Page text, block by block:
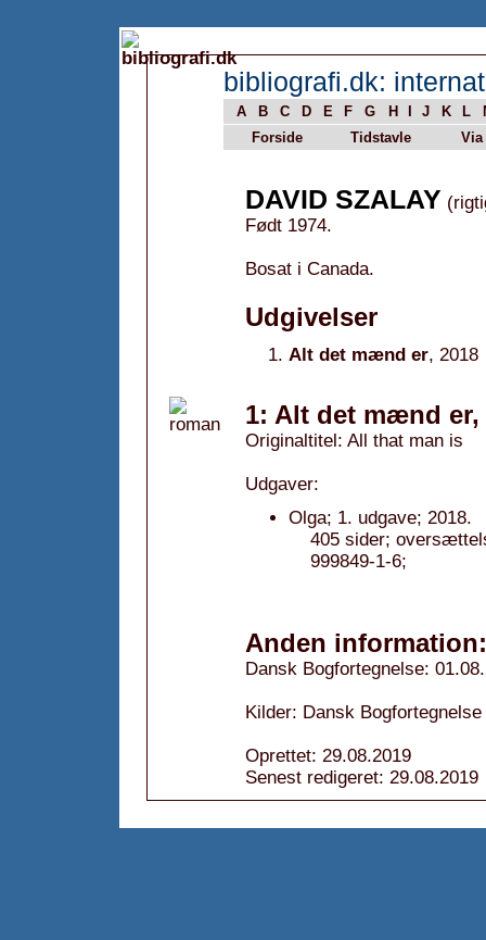
bibliografi.dk:
A B C D E F G H J K L
Forside
Tidstavle Via
DAVID SZALAY
Født 1974.
Bosat i Canada.
Udgivelser
Alt det mænd er, 2018
1: Alt det mænd er,
Originaltitel: All that man is
Udgaver:
Olga; 1. udgave; 2018.
405 sider;
999849-1-6;
Anden information:
Dansk Bogfortegnelse:
Kilder: Dansk Bogfortegnelse
Oprettet: 29.08.2019
Senest redigeret: 29.08.2019